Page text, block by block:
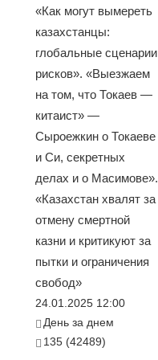
«Как могут вымереть
казахстанцы:
глобальные сценарии
рисков». «Выезжаем
на том, что Токаев —
китаист» —
Сыроежкин о Токаеве
и Си, секретных
делах и о Масимове».
«Казахстан хвалят за
отмену смертной
казни и критикуют за
пытки и ограничения
свобод»
24.01.2025 12:00
День за днем
135 (42489)